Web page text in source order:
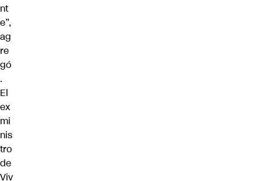
nt
e”,
ag
re
gó
.
El
ex
mi
nis
tro
de
Viv